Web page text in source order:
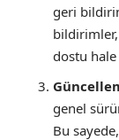
geri
bildirimler,
dostu hale
genel
Bu